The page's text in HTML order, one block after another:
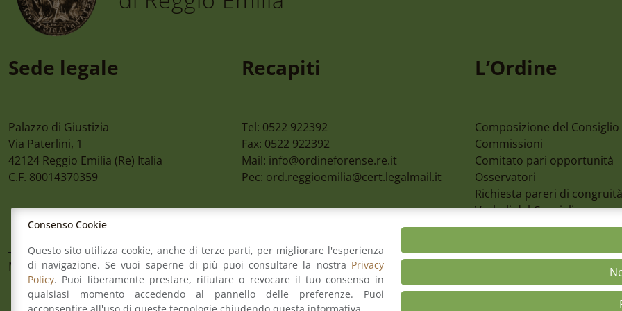
Prefettura Reggio Emilia
– Ufficio Legalizzazione –
Nuove Modalità
Tramite Piattaforma
Nuovi Percorsi Finanziati
Dalla Regione Emilia
Romagna
Corso Di
E Perfezionamento In
Diritto Penale
Sede legale
Palazzo di Giustizia
Via Paterlini, 1
42124 Reggio Emilia (Re) Italia
C.F. 80014370359
Recapiti
Tel: 0522 922392
Fax: 0522 922392
Mail: info@ordineforense.re.it
Pec: ord.reggioemilia@cert.legalmail.it
L’Ordine
Composizione del Consiglio
Commissioni
Comitato pari opportunità
Osservatori
Richiesta pareri di congruità
Verbali del Consiglio
Mappa del sito Contatti Meccanismo di Feedback Dichiarazione di Accessibilità Privacy
Consenso Cookie
Questo sito utilizza cookie, anche di terze parti, per migliorare l'esperienza
di navigazione. Se vuoi saperne di più puoi consultare la nostra Privacy
Policy. Puoi liberamente prestare, rifiutare o revocare il tuo consenso in
qualsiasi momento accedendo al pannello delle preferenze. Puoi